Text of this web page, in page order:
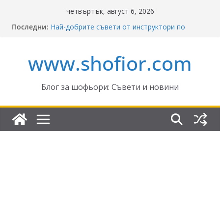
четвъртък, август 6, 2026
Последни: Най-добрите съвети от инструктори по
пътищата на България – в сила от 2026
ВНИМАНИЕ: Франция криминализира
Отнемане на контролни точки – по колко и
Промени в Закона за пътищата 2025–2026:
Какво трябва да знаят шофьорите?
www.shofior.com
Блог за шофьори: Съвети и новини